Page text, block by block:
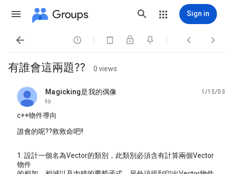
Groups Sign in
   
有誰會這兩題?? 0 views
Magicking是我的偶像
unread,
1/15/03
to
c++物件導向
誰會的呢??救救命吧!!
1. 設計一個名為Vector的類別，此類別必須含有計算兩個Vector
物件